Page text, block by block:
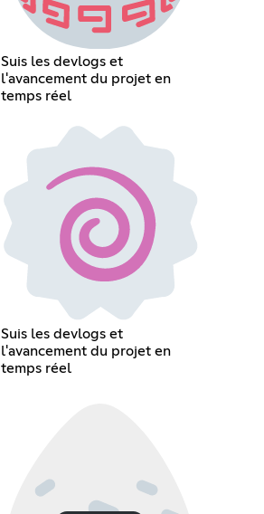
Suis les devlogs et
l'avancement du projet en
temps réel
Suis les devlogs et
l'avancement du projet en
temps réel